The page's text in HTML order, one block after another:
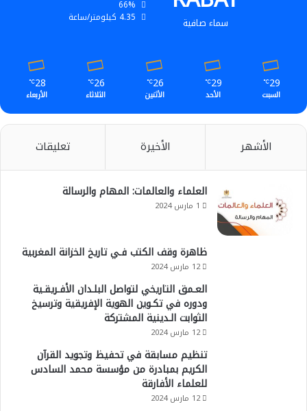
b
سماء صافية
66%
4.35 كيلومتر/ساعة
29
℃
السبت
29
℃
الأحد
26
℃
الأثنين
26
℃
الثلاثاء
28
℃
الأربعاء
الأشهر الأخيرة تعليقات
العلماء والعالمات: المهام والرسالة
1 مارس 2024
ظاهرة وقف الكتب فـي تاريخ الخزانة المغربية
12 مارس 2024
العـمق التاريخي لتواصل البلـدان الأفـريقـية
ودوره في تكـوين الهوية الإفريقية وترسيخ
الثوابت الـدينية المشتركة
12 مارس 2024
تنظيم مسابقة في تحفيظ وتجويد القرآن
الكريم بمبادرة من مؤسسة محمد السادس
للعلماء الأفارقة
12 مارس 2024